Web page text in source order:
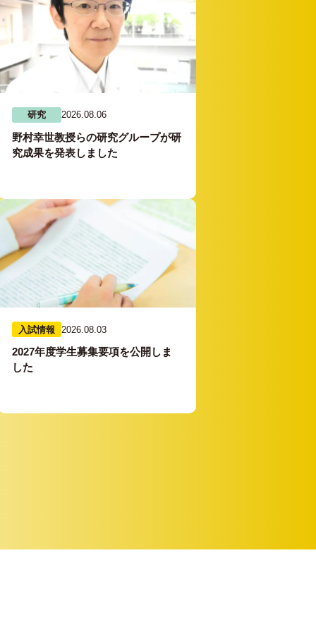
研究 2026.08.06
野村幸世教授らの研究グループが研
究成果を発表しました
入試情報 2026.08.03
2027年度学生募集要項を公開しま
した